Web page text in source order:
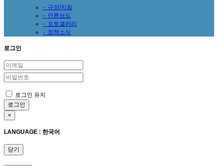
- 규정/지침
- 언론보도
- 포토갤러리
- 정책소식
로그인
로그인 유지
×
LANGUAGE : 한국어
닫기